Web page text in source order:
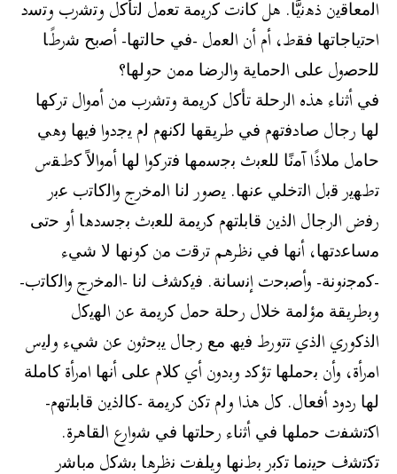
اﻟﻣﻌﺎﻗﯾن ذھﻧﯾًّﺎ. ھل ﻛﺎﻧت ﻛرﯾﻣﺔ ﺗﻌﻣل ﻟﺗﺄﻛل وﺗﺷرب وﺗﺳد
اﺣﺗﯾﺎﺟﺎﺗﮭﺎ ﻓﻘط، أم أن اﻟﻌﻣل -ﻓﻲ ﺣﺎﻟﺗﮭﺎ- أﺻﺑﺢ ﺷرطًﺎ
ﻟﻠﺣﺻول ﻋﻠﻰ اﻟﺣﻣﺎﯾﺔ واﻟرﺿﺎ ﻣﻣن ﺣوﻟﮭﺎ؟
ﻓﻲ أﺛﻧﺎء ھذه اﻟرﺣﻠﺔ ﺗﺄﻛل ﻛرﯾﻣﺔ وﺗﺷرب ﻣن أﻣوال ﺗرﻛﮭﺎ
ﻟﮭﺎ رﺟﺎل ﺻﺎدﻓﺗﮭم ﻓﻲ طرﯾﻘﮭﺎ ﻟﻛﻧﮭم ﻟم ﯾﺟدوا ﻓﯾﮭﺎ وھﻲ
ﺣﺎﻣل ﻣﻼذًا آﻣﻧًﺎ ﻟﻠﻌﺑث ﺑﺟﺳﻣﮭﺎ ﻓﺗرﻛوا ﻟﮭﺎ أﻣواﻻً ﻛطﻘس
ﺗطﮭﯾر ﻗﺑل اﻟﺗﺧﻠﻲ ﻋﻧﮭﺎ. ﯾﺻور ﻟﻧﺎ اﻟﻣﺧرج واﻟﻛﺎﺗب ﻋﺑر
رﻓض اﻟرﺟﺎل اﻟذﯾن ﻗﺎﺑﻠﺗﮭم ﻛرﯾﻣﺔ ﻟﻠﻌﺑث ﺑﺟﺳدھﺎ أو ﺣﺗﻰ
ﻣﺳﺎﻋدﺗﮭﺎ، أﻧﮭﺎ ﻓﻲ ﻧظرھم ﺗرﻗت ﻣن ﻛوﻧﮭﺎ ﻻ ﺷﻲء
-ﻛﻣﺟﻧوﻧﺔ- وأﺻﺑﺣت إﻧﺳﺎﻧﺔ. ﻓﯾﻛﺷف ﻟﻧﺎ -اﻟﻣﺧرج واﻟﻛﺎﺗب-
وﺑطرﯾﻘﺔ ﻣؤﻟﻣﺔ ﺧﻼل رﺣﻠﺔ ﺣﻣل ﻛرﯾﻣﺔ ﻋن اﻟﮭﯾﻛل
اﻟذﻛوري اﻟذي ﺗﺗورط ﻓﯾﮫ ﻣﻊ رﺟﺎل ﯾﺑﺣﺛون ﻋن ﺷﻲء وﻟﯾس
اﻣرأة، وأن ﺑﺣﻣﻠﮭﺎ ﺗؤﻛد وﺑدون أي ﻛﻼم ﻋﻠﻰ أﻧﮭﺎ اﻣرأة ﻛﺎﻣﻠﺔ
ﻟﮭﺎ ردود أﻓﻌﺎل. ﻛل ھذا وﻟم ﺗﻛن ﻛرﯾﻣﺔ -ﻛﺎﻟذﯾن ﻗﺎﺑﻠﺗﮭم-
اﻛﺗﺷﻔت ﺣﻣﻠﮭﺎ ﻓﻲ أﺛﻧﺎء رﺣﻠﺗﮭﺎ ﻓﻲ ﺷوارع اﻟﻘﺎھرة.
ﺗﻛﺗﺷف ﺣﯾﻧﻣﺎ ﺗﻛﺑر ﺑطﻧﮭﺎ وﯾﻠﻔت ﻧظرھﺎ ﺑﺷﻛل ﻣﺑﺎﺷر